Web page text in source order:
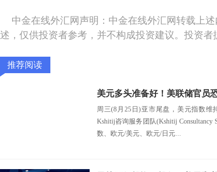
中金在线外汇网声明：中金在线外汇网转载上
述，仅供投资者参考，并不构成投资建议。投资
推荐阅读
周三(8月25日)亚市尾盘，美元指数维
Kshitij咨询服务团队(Kshitij Consultancy
数、欧元/美元、欧元/日元...